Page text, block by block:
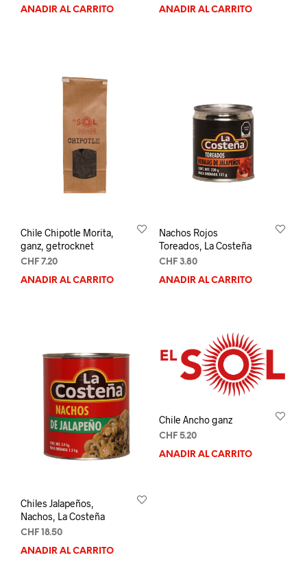
AÑADIR AL CARRITO AÑADIR AL CARRITO
Chile Chipotle Morita,
ganz, getrocknet
CHF 7.20
AÑADIR AL CARRITO
Nachos Rojos
Toreados, La Costeña
CHF3.80
AÑADIR AL CARRITO
Chiles Jalapeños,
Nachos, La Costeña
CHF 18.50
AÑADIR AL CARRITO
Chile Ancho ganz
CHF5.20
AÑADIR AL CARRITO